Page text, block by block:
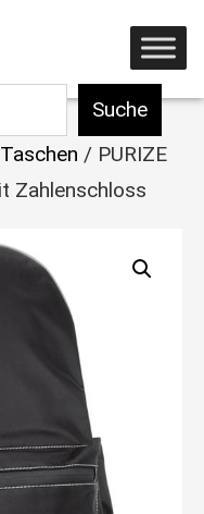
Suche
Taschen / PURIZE
Zahlenschloss